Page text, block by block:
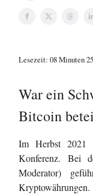
Lesezeit: 08 Minuten
War ein
Bitcoin
Im Herbst 2021
Konferenz. Bei
Moderator)